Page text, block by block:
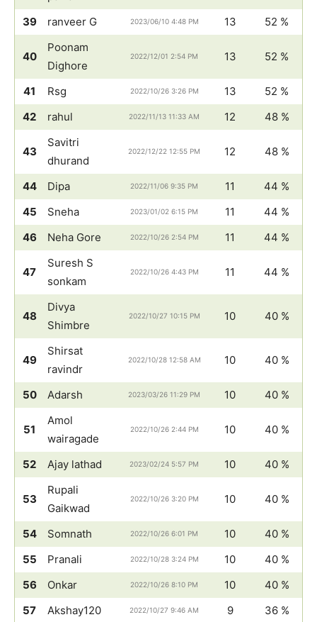
39
ranveer G 2023/06/10 4:48 PM 13 52 %
40
Poonam
Dighore
2022/12/01 2:54 PM 13 52 %
41 Rsg 2022/10/26 3:26 PM 13
52 %
42
rahul 2022/11/13 11:33 AM 12 48 %
43
Savitri
dhurand
2022/12/22 12:55 PM 12 48 %
44 Dipa 2022/11/06 9:35 PM 11
44 %
45
Sneha 2023/01/02 6:15 PM 11
44 %
46
Neha Gore 2022/10/26 2:54 PM 11 44 %
47
Suresh S
sonkam
2022/10/26 4:43 PM 11 44 %
48
Divya
Shimbre
2022/10/27 10:15 PM 10 40 %
49
Shirsat
ravindr
2022/10/28 12:58 AM 10 40 %
50 Adarsh 2023/03/26 11:29 PM 10 40 %
51
Amol
wairagade
2022/10/26 2:44 PM 10 40 %
52 Ajay lathad 2023/02/24 5:57 PM 10 40 %
53
Rupali
Gaikwad
2022/10/26 3:20 PM 10 40 %
54 Somnath 2022/10/26 6:01 PM 10
40 %
55
Pranali 2022/10/28 3:24 PM 10
40 %
56
Onkar 2022/10/26 8:10 PM 10
40 %
57
Akshay120 2022/10/27 9:46 AM 9
36 %